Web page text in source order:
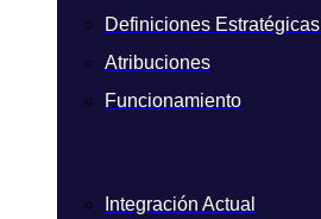
Definiciones Estratégicas
Atribuciones
Funcionamiento
Integración Actual